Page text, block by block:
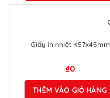
Giấy in nhiệt K57x45mm
₫0
THÊM VÀO GIỎ HÀNG